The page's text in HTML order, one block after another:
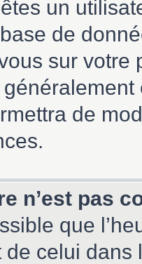
un
de
sur votre
de
n’est pas
que
de celui dans